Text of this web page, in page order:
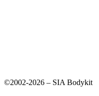
©2002-2026 – SIA Bodykit